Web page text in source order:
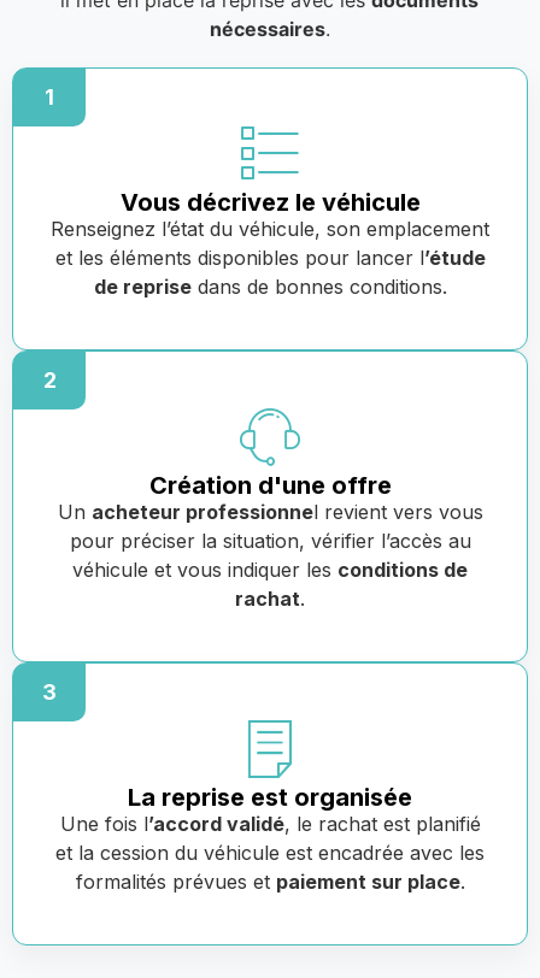
nécessaires.
1
Vous décrivez le véhicule
Renseignez l’état du véhicule, son emplacement
et les éléments disponibles pour lancer l’étude
de reprisedans de bonnes conditions.
2
Création d'une offre
Un acheteur professionnel revient vers vous
pour préciser la situation, vérifier l’accès au
véhicule et vous indiquer les conditions de
rachat.
3
La reprise est organisée
Une fois l’accord validé, le rachat est planifié
et la cession du véhicule est encadrée avec les
formalités prévues et paiement sur place.